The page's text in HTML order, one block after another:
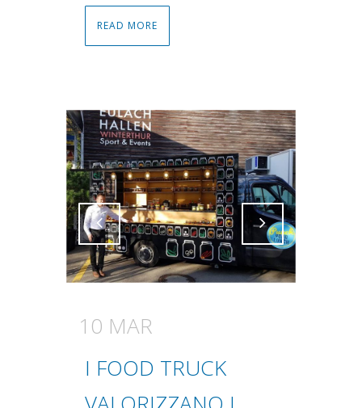
READ MORE
Attiva comando Attiva comando
10 MAR
I FOOD TRUCK